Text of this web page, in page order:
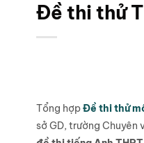
Đề thi thử
Tổng hợpĐề thi thử
sở GD, trường